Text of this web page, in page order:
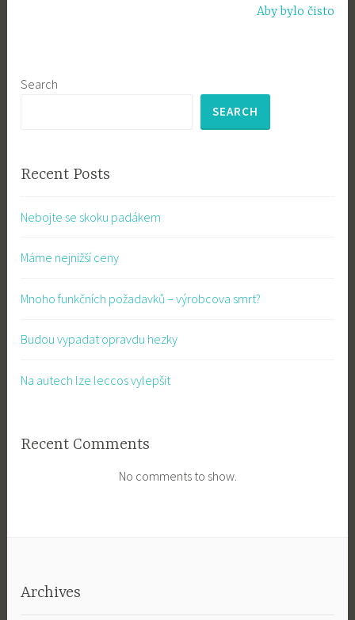
Aby bylo čisto
Search
SEARCH
Recent Posts
Nebojte se skoku padákem
Máme nejnižší ceny
Mnoho funkčních požadavků – výrobcova smrt?
Budou vypadat opravdu hezky
Na autech lze leccos vylepšit
Recent Comments
No comments to show.
Archives